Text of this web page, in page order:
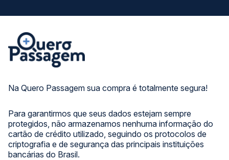
Na Quero Passagem sua compra é totalmente segura!
Para garantirmos que seus dados estejam sempre
protegidos, não armazenamos nenhuma informação do
cartão de crédito utilizado, seguindo os protocolos de
criptografia e de segurança das principais instituições
bancárias do Brasil.